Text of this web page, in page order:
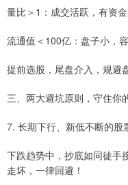
量比＞1：成交活跃，有资金
流通值＜100亿：盘子小，容
提前选股，尾盘介入，规避
三、两大避坑原则，守住你
7. 长期下行、新低不断的股
下跌趋势中，抄底如同徒手
走坏，一律回避！